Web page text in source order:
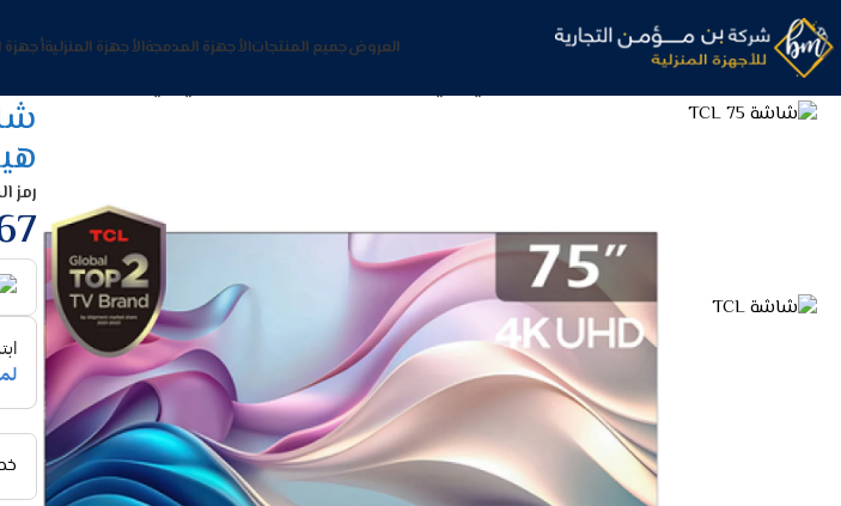
العروضجميع المنتجاتالأجهزة المدمجةالأجهزة المنزليةأجهزة
الرئيسية
رمز
خصم 5%